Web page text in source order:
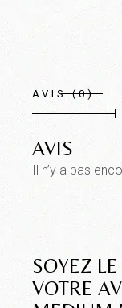
AVIS (0)
AVIS
Il n’y a pas
SOYEZ
VOTRE